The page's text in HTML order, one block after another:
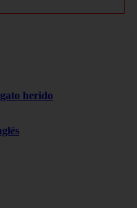
herido